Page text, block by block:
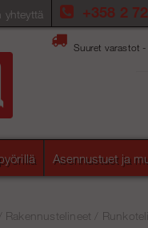
yhteyttä +358 2
Suuret varastot
Asennustuet ja
Rakennustelineet